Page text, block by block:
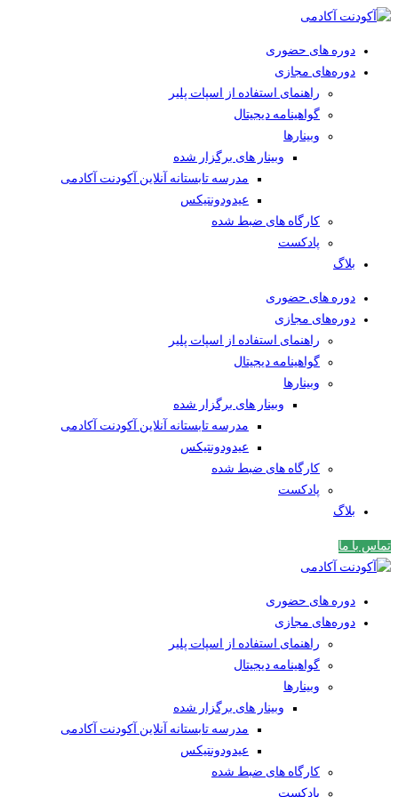
دوره های حضوری
دوره‌های مجازی
راهنمای استفاده از اسپات پلیر
گواهینامه دیجیتال
وبینار‌ها
وبینار های برگزار شده
مدرسه تابستانه آنلاین آکودنت آکادمی
عیدودونتیکس
کارگاه های ضبط شده
پادکست
بلاگ
دوره های حضوری
دوره‌های مجازی
راهنمای استفاده از اسپات پلیر
گواهینامه دیجیتال
وبینار‌ها
وبینار های برگزار شده
مدرسه تابستانه آنلاین آکودنت آکادمی
عیدودونتیکس
کارگاه های ضبط شده
پادکست
بلاگ
تماس با ما
دوره های حضوری
دوره‌های مجازی
راهنمای استفاده از اسپات پلیر
گواهینامه دیجیتال
وبینار‌ها
وبینار های برگزار شده
مدرسه تابستانه آنلاین آکودنت آکادمی
عیدودونتیکس
کارگاه های ضبط شده
پادکست